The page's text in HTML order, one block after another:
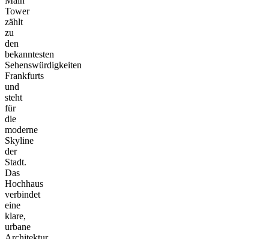
Tower
zählt
zu
den
bekanntesten
Sehenswürdigkeiten
Frankfurts
und
steht
für
die
moderne
Skyline
der
Stadt.
Das
Hochhaus
verbindet
eine
klare,
urbane